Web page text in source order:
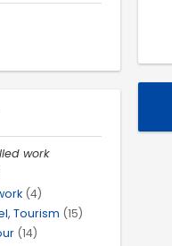
work
(4)
Tourism (15)
(14)